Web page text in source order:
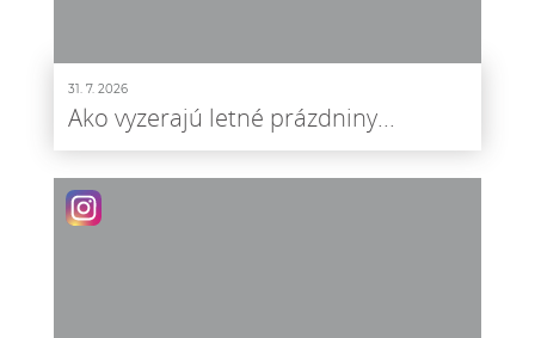
31. 7. 2026
Ako vyzerajú letné prázdniny...